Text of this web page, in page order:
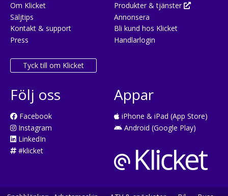
Om Klicket
Säljtips
Kontakt & support
Press
Tyck till om Klicket
Produkter & tjänster
Annonsera
Bli kund hos Klicket
Handlarlogin
Följ oss
Facebook
Instagram
LinkedIn
#klicket
Appar
iPhone & iPad (App Store)
Android (Google Play)